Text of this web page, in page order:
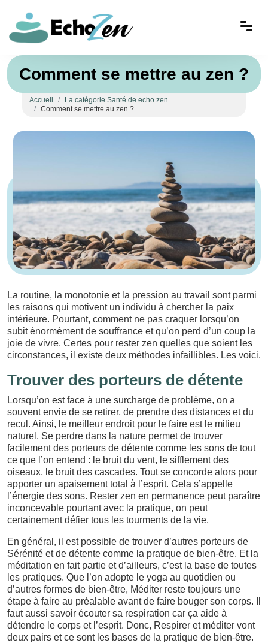
Comment se mettre au zen ?
Accueil
La catégorie Santé de echo zen
Comment se mettre au zen ?
La routine, la monotonie et la pression au travail sont parmi
les raisons qui motivent un individu à chercher la paix
intérieure. Pourtant, comment ne pas craquer lorsqu’on
subit énormément de souffrance et qu’on perd d’un coup la
joie de vivre. Certes pour rester zen quelles que soient les
circonstances, il existe deux méthodes infaillibles. Les voici.
Trouver des porteurs de détente
Lorsqu’on est face à une surcharge de problème, on a
souvent envie de se retirer, de prendre des distances et du
recul. Ainsi, le meilleur endroit pour le faire est le milieu
naturel. Se perdre dans la nature permet de trouver
facilement des porteurs de détente comme les sons de tout
ce que l’on entend : le bruit du vent, le sifflement des
oiseaux, le bruit des cascades. Tout se concorde alors pour
apporter un apaisement total à l’esprit. Cela s’appelle
l’énergie des sons. Rester zen en permanence peut paraître
inconcevable pourtant avec la pratique, on peut
certainement défier tous les tourments de la vie.
En général, il est possible de trouver d’autres porteurs de
Sérénité et de détente comme la pratique de bien-être. Et la
méditation en fait partie et d’ailleurs, c’est la base de toutes
les pratiques. Que l’on adopte le yoga au quotidien ou
d’autres formes de bien-être, Méditer reste toujours une
étape à faire au préalable avant de faire bouger son corps. Il
faut aussi savoir écouter sa respiration car ça aide à
détendre le corps et l’esprit. Donc, Respirer et méditer vont
deux pairs et ce sont les bases de la pratique de bien-être.